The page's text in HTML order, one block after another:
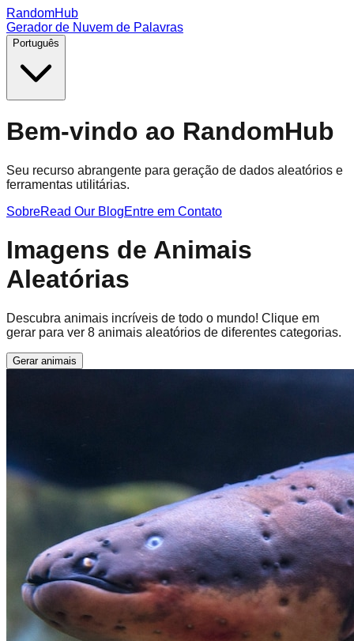
RandomHub
Gerador de Nuvem de Palavras
Português
Bem-vindo ao RandomHub
Seu recurso abrangente para geração de dados aleatórios e
ferramentas utilitárias.
SobreRead Our BlogEntre em Contato
Imagens de Animais
Aleatórias
Descubra animais incríveis de todo o mundo! Clique em
gerar para ver 8 animais aleatórios de diferentes categorias.
Gerar animais